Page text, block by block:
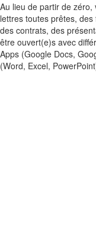
Au lieu de partir de
lettres toutes prêtes,
des contrats, des
être ouvert(e)s avec
Apps (Google Docs,
(Word, Excel,